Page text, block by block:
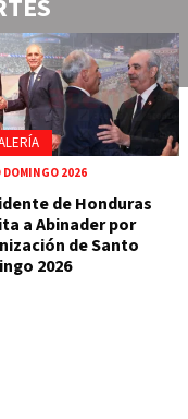
DOMINGO 2026
de Honduras
a Abinader por
de Santo
2026